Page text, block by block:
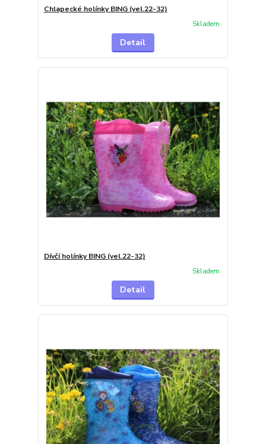
Chlapecké holínky BING (vel.22-32)
Skladem
Detail
Dívčí holínky BING (vel.22-32)
Skladem
Detail